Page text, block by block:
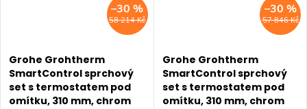
58 214 Kč
–30 %
Grohe Grohtherm
SmartControl sprchový
set s termostatem pod
omítku, 310 mm, chrom
57 846 Kč
–30 %
Grohe Grohtherm
SmartControl sprchový
set s termostatem pod
omítku, 310 mm, chrom